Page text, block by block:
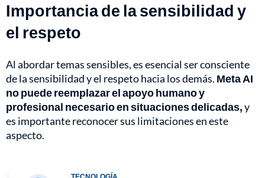
Importancia de la sensibilidad y
el respeto
Al abordar temas sensibles, es esencial ser consciente
de la sensibilidad y el respeto hacia los demás. Meta AI
no puede reemplazar el apoyo humano y
profesional necesario en situaciones delicadas,y
es importante reconocer sus limitaciones en este
aspecto.